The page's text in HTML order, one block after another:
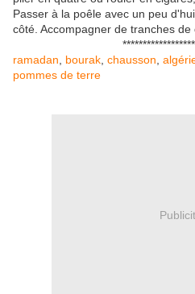
Passer à la poêle avec un peu
côté. Accompagner de tranches de
ramadan
bourak chausson
pommes de terre